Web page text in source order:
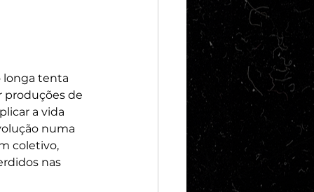
longa tenta
produções de
a vida
numa
coletivo,
nas